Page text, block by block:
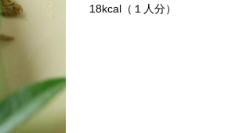
18kcal（１人分）